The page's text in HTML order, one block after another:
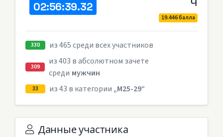
02:56:39.32
19.446 балла
330 из 465 среди всех участников
309
из 403 в абсолютном зачете
среди мужчин
33 из 43 в категории „M25-29“
Данные участника